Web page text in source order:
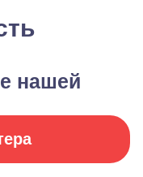
нашей